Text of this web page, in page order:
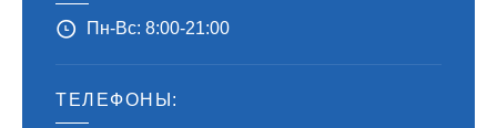
Пн-Вс: 8:00-21:00
ТЕЛЕФОНЫ: